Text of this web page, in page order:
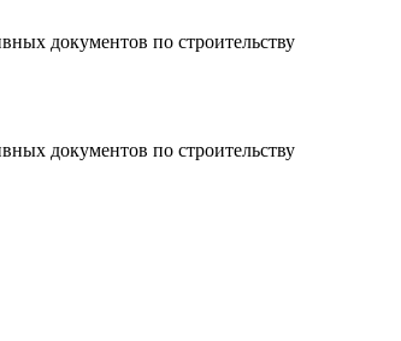
документов по строительству
документов по строительству